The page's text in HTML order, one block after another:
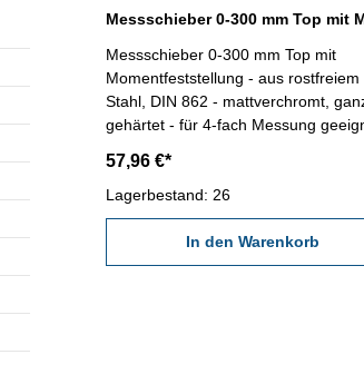
Messschieber 0-300 mm Top mit
Momentfeststellung - aus rostfreiem
Stahl, DIN 862 - mattverchromt,
gehärtet - für 4-fach Messung
Behältnis/Kasten Messbereich 0 - 300
mm
57,96 €*
Lagerbestand: 26
In den Warenkorb